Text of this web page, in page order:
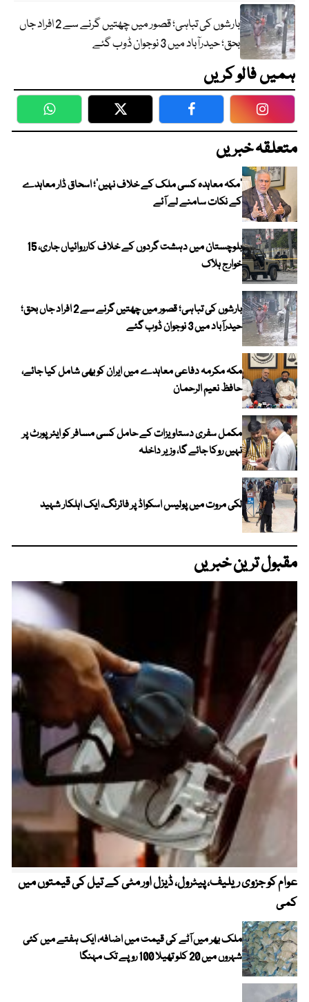
بارشوں کی تباہی؛ قصور میں چھتیں گرنے سے 2 افراد جاں
بحق؛ حیدرآباد میں 3 نوجوان ڈوب گئے
ہمیں فالو کریں
WhatsApp Twitter Facebook
متعلقہ خبریں
‘مکہ معاہدہ کسی ملک کے خلاف نہیں’؛ اسحاق ڈار معاہدے
کے نکات سامنے لے آئے
بلوچستان میں دہشت گردوں کے خلاف کارروائیاں جاری، 15
خوارج ہلاک
بارشوں کی تباہی؛ قصور میں چھتیں گرنے سے 2 افراد جاں بحق؛
حیدرآباد میں 3 نوجوان ڈوب گئے
مکہ مکرمہ دفاعی معاہدے میں ایران کو بھی شامل کیا جائے،
حافظ نعیم الرحمان
مکمل سفری دستاویزات کے حامل کسی مسافر کو ایئرپورٹ پر
نہیں روکا جائے گا، وزیر داخلہ
لکی مروت میں پولیس اسکواڈ پر فائرنگ، ایک اہلکار شہید
مقبول ترین خبریں
عوام کو جزوی ریلیف، پیٹرول، ڈیزل اور مٹی کے تیل کی قیمتوں میں
کمی
ملک بھر میں آٹے کی قیمت میں اضافہ، ایک ہفتے میں کئی
شہروں میں 20 کلو تھیلا 100 روپے تک مہنگا